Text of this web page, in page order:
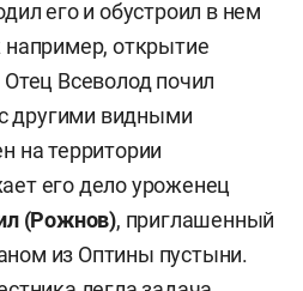
его и обустроил в нем
открытие
Всеволод почил
другими видными
на территории
его дело уроженец
(Рожнов), приглашенный
из Оптины пустыни.